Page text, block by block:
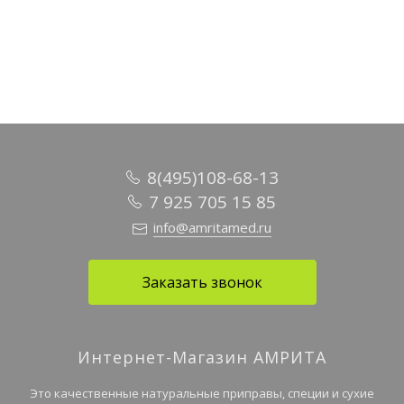
8(495)108-68-13
7 925 705 15 85
info@amritamed.ru
Заказать звонок
Интернет-Магазин АМРИТА
Это качественные натуральные приправы, специи и сухие